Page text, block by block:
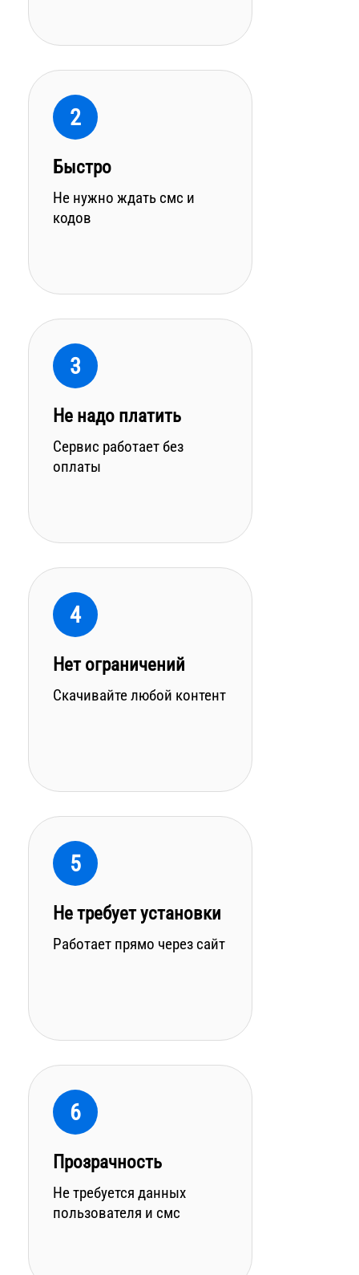
2
Быстро
Не нужно ждать смс и
кодов
3
Не надо платить
Сервис работает без
оплаты
4
Нет ограничений
Скачивайте любой контент
5
Не требует установки
Работает прямо через сайт
6
Прозрачность
Не требуется данных
пользователя и смс